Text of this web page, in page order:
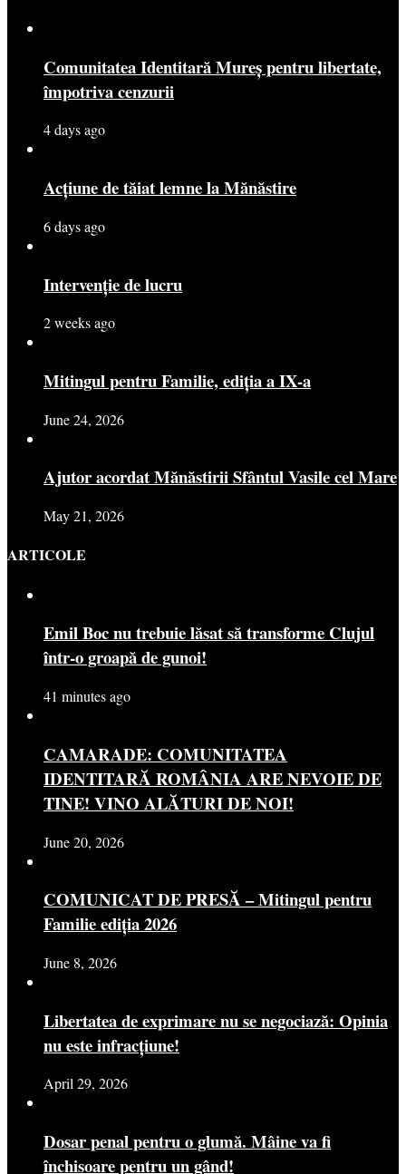
Comunitatea Identitară Mureș pentru libertate,
împotriva cenzurii
4 days ago
Acțiune de tăiat lemne la Mănăstire
6 days ago
Intervenție de lucru
2 weeks ago
Mitingul pentru Familie, ediția a IX-a
June 24, 2026
Ajutor acordat Mănăstirii Sfântul Vasile cel Mare
May 21, 2026
ARTICOLE
Emil Boc nu trebuie lăsat să transforme Clujul
într-o groapă de gunoi!
41 minutes ago
CAMARADE: COMUNITATEA
IDENTITARĂ ROMÂNIA ARE NEVOIE DE
TINE! VINO ALĂTURI DE NOI!
June 20, 2026
COMUNICAT DE PRESĂ – Mitingul pentru
Familie ediția 2026
June 8, 2026
Libertatea de exprimare nu se negociază: Opinia
nu este infracțiune!
April 29, 2026
Dosar penal pentru o glumă. Mâine va fi
închisoare pentru un gând!